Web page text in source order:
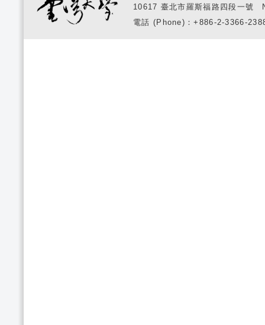
10617 臺北市羅斯福路四段一
電話 (Phone)：+886-2-3366-